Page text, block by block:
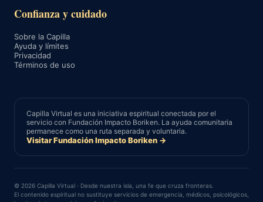
Confianza y cuidado
Sobre la Capilla
Ayuda y límites
Privacidad
Términos de uso
Capilla Virtual es una iniciativa espiritual conectada por el
servicio con Fundación Impacto Boriken. La ayuda comunitaria
permanece como una ruta separada y voluntaria.
Visitar Fundación Impacto Boriken →
© 2026 Capilla Virtual · Desde nuestra isla, una fe que cruza fronteras.
El contenido espiritual no sustituye servicios de emergencia, médicos, psicológicos,